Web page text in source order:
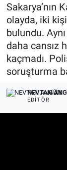
Sakarya’nın
olayda, iki
bulundu.
daha cansız
kaçmadı.
soruşturma
NEVTAN
EDITÖR